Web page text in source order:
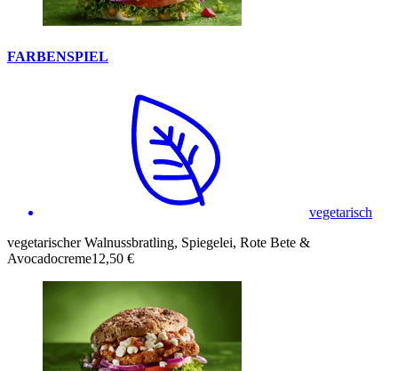
FARBENSPIEL
vegetarisch
vegetarischer Walnussbratling, Spiegelei, Rote Bete &
Avocadocreme12,50 €